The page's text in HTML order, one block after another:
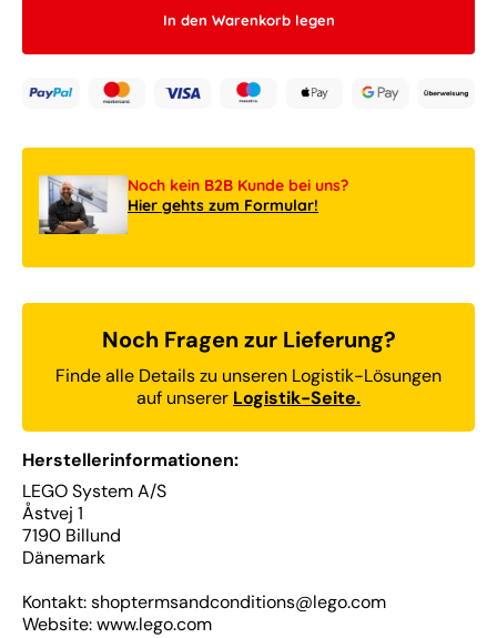
LEGO®
Super
Mario™
Abenteuer
mit
dem
interaktiven
Mario™
In den Warenkorb legen
Noch kein B2B Kunde bei uns?
Hier gehts zum Formular!
Noch Fragen zur Lieferung?
Finde alle Details zu unseren Logistik-Lösungen
auf unserer Logistik-Seite.
Herstellerinformationen:
LEGO System A/S
Åstvej 1
7190 Billund
Dänemark
Kontakt: shoptermsandconditions@lego.com
Website: www.lego.com